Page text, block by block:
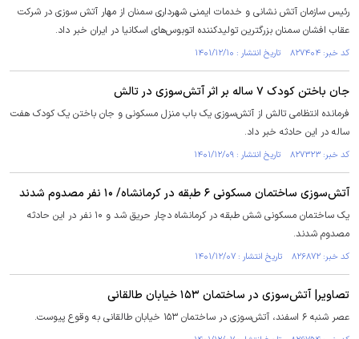
رئیس سازمان آتش نشانی و خدمات ایمنی شهرداری سمنان از مهار آتش سوزی در شرکت
عقاب افشان سمنان بزرگترین تولیدکننده اتوبوس‌های اسکانیا در ایران خبر داد.
کد خبر: ۸۲۷۴۰۴ تاریخ انتشار : ۱۴۰۱/۱۲/۱۰
جان باختن کودک ۷ ساله بر اثر آتش‌سوزی در تالش
فرمانده انتظامی تالش از آتش‌سوزی یک باب منزل مسکونی و جان باختن یک کودک هفت
ساله در این حادثه خبر داد.
کد خبر: ۸۲۷۳۲۳ تاریخ انتشار : ۱۴۰۱/۱۲/۰۹
آتش‌سوزی ساختمان مسکونی ۶ طبقه در کرمانشاه/ ۱۰ نفر مصدوم شدند
یک ساختمان مسکونی شش طبقه در کرمانشاه دچار حریق شد و ۱۰ نفر در این حادثه
مصدوم شدند.
کد خبر: ۸۲۶۸۷۲ تاریخ انتشار : ۱۴۰۱/۱۲/۰۷
تصاویر| آتش‌سوزی در ساختمان ۱۵۳ خیابان طالقانی
عصر شنبه ۶ اسفند، آتش‌سوزی در ساختمان ۱۵۳ خیابان طالقانی به وقوع پیوست.